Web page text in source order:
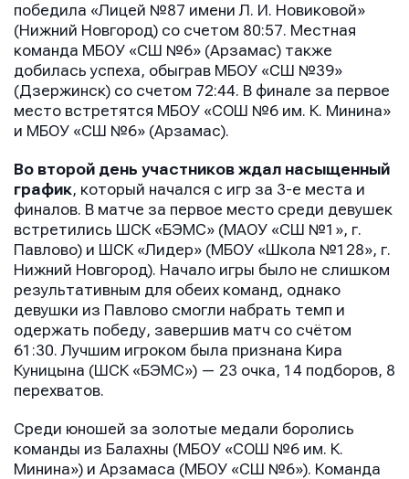
победила «Лицей №87 имени Л. И. Новиковой»
(Нижний Новгород) со счетом 80:57. Местная
команда МБОУ «СШ №6» (Арзамас) также
добилась успеха, обыграв МБОУ «СШ №39»
(Дзержинск) со счетом 72:44. В финале за первое
место встретятся МБОУ «СОШ №6 им. К. Минина»
и МБОУ «СШ №6» (Арзамас).
Во второй день участников ждал насыщенный
график, который начался с игр за 3-е места и
финалов. В матче за первое место среди девушек
встретились ШСК «БЭМС» (МАОУ «СШ №1», г.
Павлово) и ШСК «Лидер» (МБОУ «Школа №128», г.
Нижний Новгород). Начало игры было не слишком
результативным для обеих команд, однако
девушки из Павлово смогли набрать темп и
одержать победу, завершив матч со счётом
61:30. Лучшим игроком была признана Кира
Куницына (ШСК «БЭМС») — 23 очка, 14 подборов, 8
перехватов.
Среди юношей за золотые медали боролись
команды из Балахны (МБОУ «СОШ №6 им. К.
Минина») и Арзамаса (МБОУ «СШ №6»). Команда